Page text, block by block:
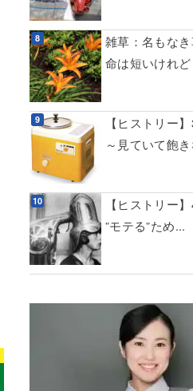
雑草：名もな
命は短いけれ
【ヒストリー
～見ていて飽
【ヒストリー
”モテる”ため...